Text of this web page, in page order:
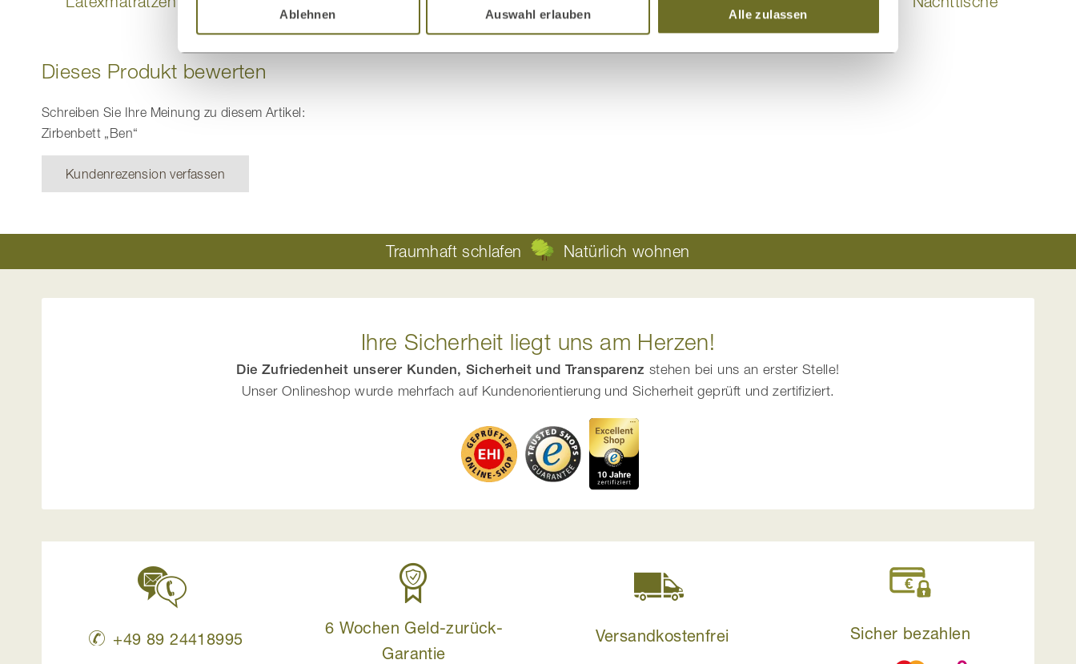
Ablehnen Auswahl erlauben Alle zulassen
Dieses Produkt bewerten
Schreiben Sie Ihre Meinung zu diesem Artikel:
Zirbenbett „Ben“
Kundenrezension verfassen
Traumhaft schlafen Natürlich wohnen
Ihre Sicherheit liegt uns am Herzen!
Die Zufriedenheit unserer Kunden, Sicherheit und Transparenz stehen bei uns an erster Stelle!
Unser Onlineshop wurde mehrfach auf Kundenorientierung und Sicherheit geprüft und zertifiziert.
+49 89 24418995
6 Wochen Geld-zurück-
Garantie
Versandkostenfrei Sicher bezahlen